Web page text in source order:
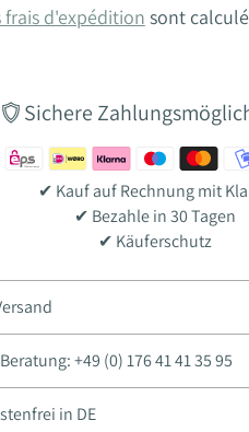
frais d'expédition sont
Sichere
✔ Kauf auf Rechnung mit
✔ Bezahle in 30 Tagen
✔ Käuferschutz
+49 (0) 176 41 41 35 95
in DE